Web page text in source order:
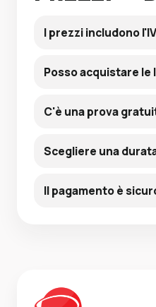
I prezzi includono
Posso acquistare
C'è una prova
Scegliere una
Il pagamento è